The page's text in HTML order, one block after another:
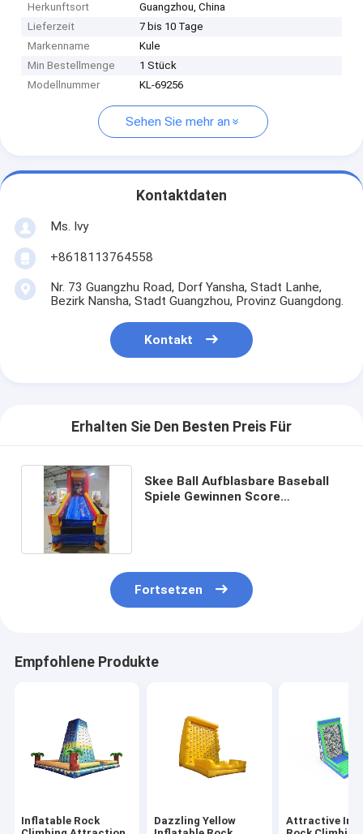
Herkunftsort
Guangzhou, China
Lieferzeit
7 bis 10 Tage
Markenname
Kule
Min Bestellmenge
1 Stück
Modellnummer
KL-69256
Sehen Sie mehr an
Kontaktdaten
Ms. Ivy
+8618113764558
Nr. 73 Guangzhu Road, Dorf Yansha, Stadt Lanhe,
Bezirk Nansha, Stadt Guangzhou, Provinz Guangdong.
Kontakt
Erhalten Sie Den Besten Preis Für
Skee Ball Aufblasbare Baseball
Spiele Gewinnen Score
Fortsetzen
Empfohlene Produkte
Inflatable Rock
Dazzling Yellow
Attractive